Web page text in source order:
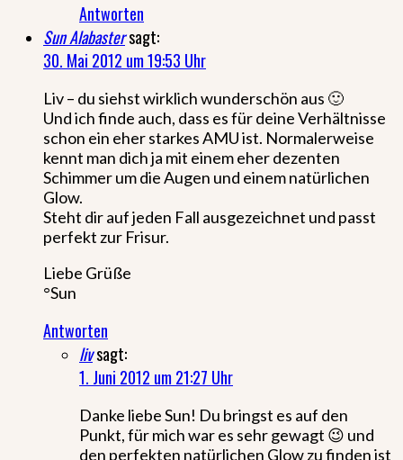
Antworten
Sun Alabastersagt:
30. Mai 2012 um 19:53 Uhr
Liv – du siehst wirklich wunderschön aus 🙂
Und ich finde auch, dass es für deine Verhältnisse
schon ein eher starkes AMU ist. Normalerweise
kennt man dich ja mit einem eher dezenten
Schimmer um die Augen und einem natürlichen
Glow.
Steht dir auf jeden Fall ausgezeichnet und passt
perfekt zur Frisur.
Liebe Grüße
°Sun
Antworten
livsagt:
1. Juni 2012 um 21:27 Uhr
Danke liebe Sun! Du bringst es auf den
Punkt, für mich war es sehr gewagt 😉 und
den perfekten natürlichen Glow zu finden ist